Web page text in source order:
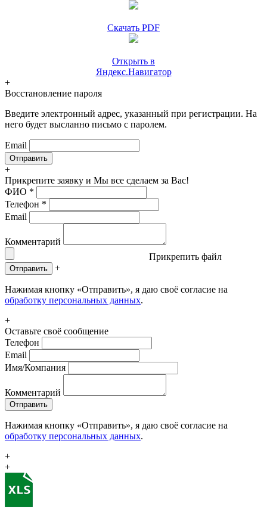
Скачать PDF
Открыть в
Яндекс.Навигатор
+
Восстановление пароля
Введите электронный адрес, указанный при регистрации. На
него будет высланно письмо с паролем.
Email
+
Прикрепите заявку и Мы все сделаем за Вас!
ФИО *
Телефон *
Email
Комментарий
Прикрепить файл
Отправить +
Нажимая кнопку «Отправить», я даю своё согласие на
обработку персональных данных.
+
Оставьте своё сообщение
Телефон
Email
Имя/Компания
Комментарий
Отправить
Нажимая кнопку «Отправить», я даю своё согласие на
обработку персональных данных.
+
+